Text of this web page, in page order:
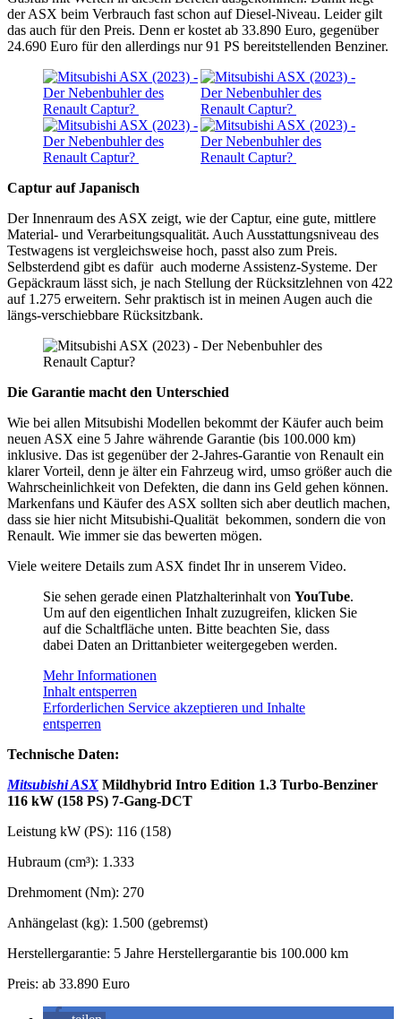
der ASX beim Verbrauch fast schon auf Diesel-Niveau. Leider gilt
das auch für den Preis. Denn er kostet ab 33.890 Euro, gegenüber
24.690 Euro für den allerdings nur 91 PS bereitstellenden Benziner.
Captur auf Japanisch
Der Innenraum des ASX zeigt, wie der Captur, eine gute, mittlere
Material- und Verarbeitungsqualität. Auch Ausstattungsniveau des
Testwagens ist vergleichsweise hoch, passt also zum Preis.
Selbsterdend gibt es dafür auch moderne Assistenz-Systeme. Der
Gepäckraum lässt sich, je nach Stellung der Rücksitzlehnen von 422
auf 1.275 erweitern. Sehr praktisch ist in meinen Augen auch die
längs-verschiebbare Rücksitzbank.
Die Garantie macht den Unterschied
Wie bei allen Mitsubishi Modellen bekommt der Käufer auch beim
neuen ASX eine 5 Jahre währende Garantie (bis 100.000 km)
inklusive. Das ist gegenüber der 2-Jahres-Garantie von Renault ein
klarer Vorteil, denn je älter ein Fahrzeug wird, umso größer auch die
Wahrscheinlichkeit von Defekten, die dann ins Geld gehen können.
Markenfans und Käufer des ASX sollten sich aber deutlich machen,
dass sie hier nicht Mitsubishi-Qualität bekommen, sondern die von
Renault. Wie immer sie das bewerten mögen.
Viele weitere Details zum ASX findet Ihr in unserem Video.
Sie sehen gerade einen Platzhalterinhalt von YouTube.
Um auf den eigentlichen Inhalt zuzugreifen, klicken Sie
auf die Schaltfläche unten. Bitte beachten Sie, dass
dabei Daten an Drittanbieter weitergegeben werden.
Mehr Informationen
Inhalt entsperren
Erforderlichen Service akzeptieren und Inhalte
entsperren
Technische Daten:
Mitsubishi ASX Mildhybrid Intro Edition 1.3 Turbo-Benziner
116 kW (158 PS) 7-Gang-DCT
Leistung kW (PS): 116 (158)
Hubraum (cm³): 1.333
Drehmoment (Nm): 270
Anhängelast (kg): 1.500 (gebremst)
Herstellergarantie: 5 Jahre Herstellergarantie bis 100.000 km
Preis: ab 33.890 Euro